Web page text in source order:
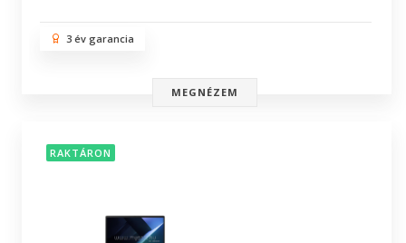
3 év garancia
MEGNÉZEM
RAKTÁRON